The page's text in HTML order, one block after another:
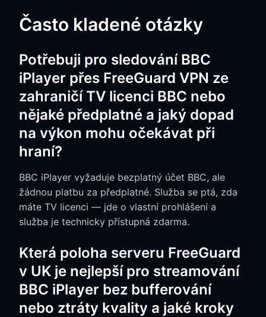
Často kladené otázky
Potřebuji pro sledování BBC
iPlayer přes FreeGuard VPN ze
zahraničí TV licenci BBC nebo
nějaké předplatné a jaký dopad
na výkon mohu očekávat při
hraní?
BBC iPlayer vyžaduje bezplatný účet BBC, ale
žádnou platbu za předplatné. Služba se ptá, zda
máte TV licenci — jde o vlastní prohlášení a
služba je technicky přístupná zdarma.
Která poloha serveru FreeGuard
v UK je nejlepší pro streamování
BBC iPlayer bez bufferování
nebo ztráty kvality a jaké kroky